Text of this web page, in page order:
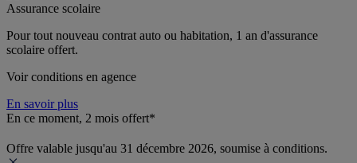
Assurance scolaire
Pour tout nouveau contrat auto ou habitation, 1 an d'assurance
scolaire offert.
Voir conditions en agence
En savoir plus
En ce moment, 2 mois offert*
Offre valable jusqu'au 31 décembre 2026, soumise à conditions.